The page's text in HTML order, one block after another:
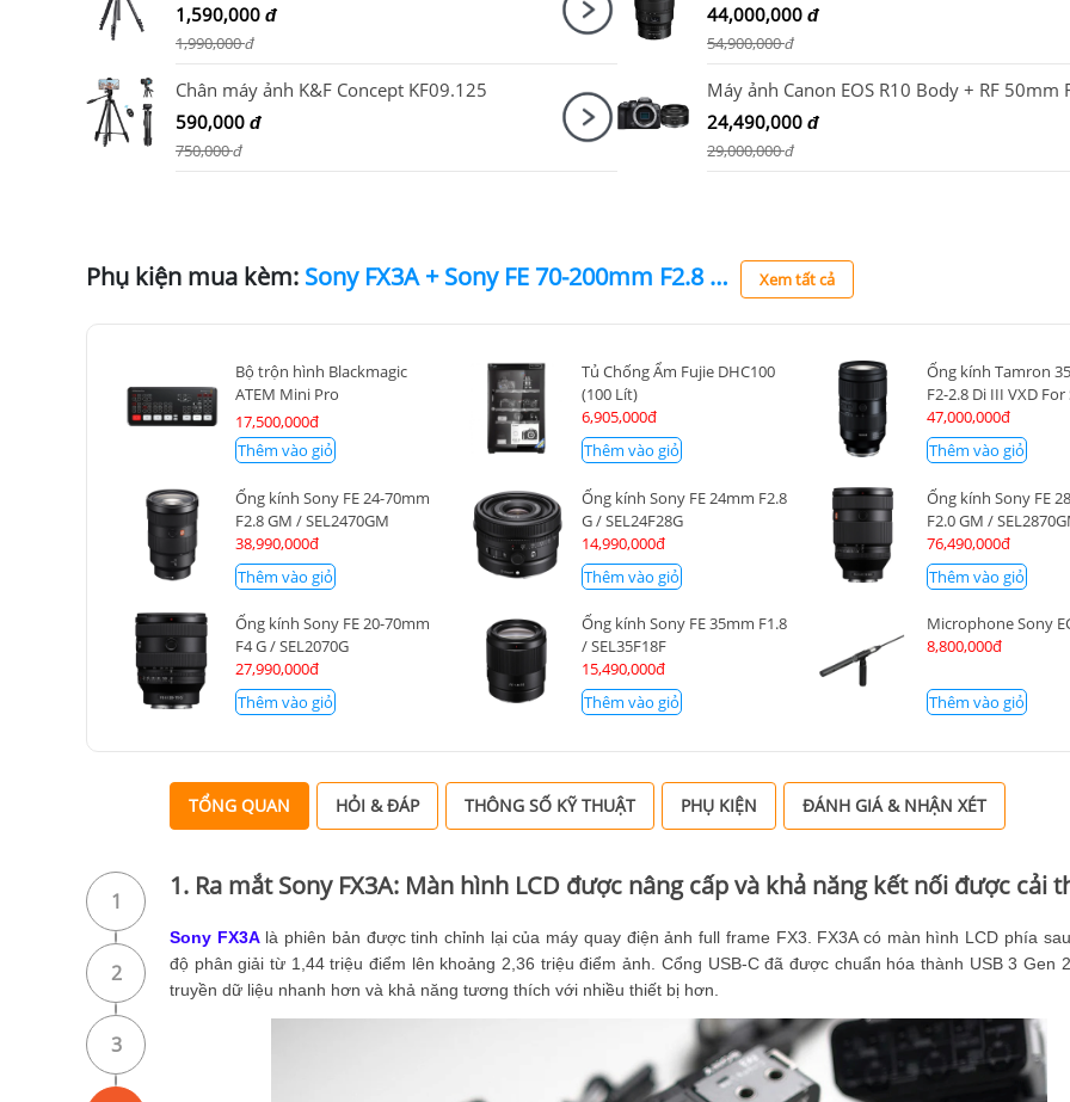
1,590,000 đ
1,990,000đ
44,000,000 đ
54,900,000đ
Chân máy ảnh K&F Concept KF09.125
590,000 đ
750,000đ
24,490,000 đ
29,000,000đ
Phụ kiện mua kèm: Sony FX3A + Sony FE 70-200mm F2.8 GM OSS II + DJI RS 4 Pro Xem tất cả
Bộ trộn hình Blackmagic
ATEM Mini Pro
(SWATEMMINIBPR)
17,500,000đ
Thêm vào giỏ
Tủ Chống Ẩm Fujie DHC100
(100 Lít)
6,905,000đ
Thêm vào giỏ
Ống kính Tamron
F2-2.8 Di III VXD For
47,000,000đ
Thêm vào giỏ
Ống kính Sony FE 24-70mm
F2.8 GM / SEL2470GM
38,990,000đ
Thêm vào giỏ
Ống kính Sony FE 24mm F2.8
G / SEL24F28G
14,990,000đ
Thêm vào giỏ
Ống kính Sony FE
F2.0 GM /
76,490,000đ
Thêm vào giỏ
Ống kính Sony FE 20-70mm
F4 G / SEL2070G
27,990,000đ
Thêm vào giỏ
Ống kính Sony FE 35mm F1.8
/ SEL35F18F
15,490,000đ
Thêm vào giỏ
Microphone Sony
8,800,000đ
Thêm vào giỏ
1
2
3
TỔNG QUAN HỎI & ĐÁP THÔNG SỐ KỸ THUẬT PHỤ KIỆN ĐÁNH GIÁ & NHẬN XÉT
1. Ra mắt Sony FX3A: Màn hình LCD được nâng cấp và khả năng kết nối được cải
Sony FX3Alà phiên bản được tinh chỉnh lại của máy quay điện ảnh full frame FX3. FX3A có màn hình LCD phía
độ phân giải từ 1,44 triệu điểm lên khoảng 2,36 triệu điểm ảnh. Cổng USB-C đã được chuẩn hóa thành USB 3 Gen
truyền dữ liệu nhanh hơn và khả năng tương thích với nhiều thiết bị hơn.